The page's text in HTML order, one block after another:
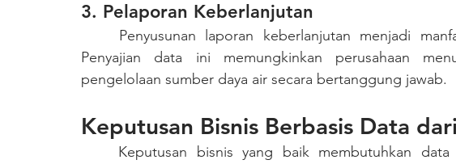
3. Pelaporan Keberlanjutan
Penyajian data ini memungkinkan perusahaan
pengelolaan sumber daya air secara bertanggung jawab.
Keputusan Bisnis Berbasis Data